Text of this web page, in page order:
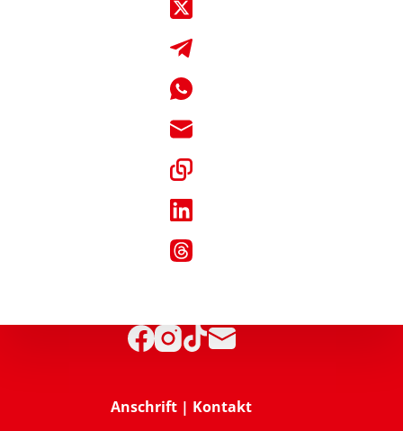
Anschrift | Kontakt